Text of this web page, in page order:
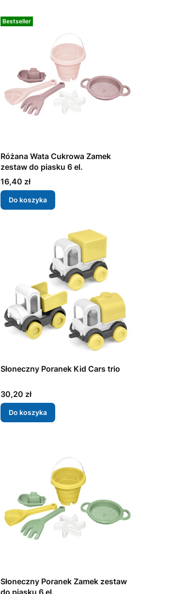
Bestseller
Różana Wata Cukrowa Zamek
zestaw do piasku 6 el.
Cena
16,40 zł
Do koszyka
Słoneczny Poranek Kid Cars trio
Cena
30,20 zł
Do koszyka
Słoneczny Poranek Zamek zestaw